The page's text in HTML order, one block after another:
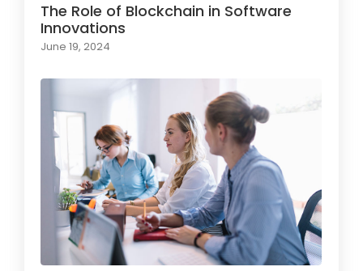
The Role of Blockchain in Software
Innovations
June 19, 2024